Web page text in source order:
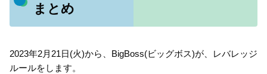
まとめ
2023年2月21日(火)から、BigBoss(ビッグボス)が、レバレッジ
ルールをします。